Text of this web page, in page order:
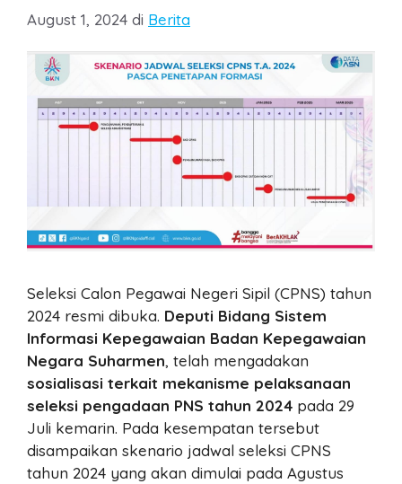
August 1, 2024 di Categories
Berita
Seleksi Calon Pegawai Negeri Sipil (CPNS) tahun
2024 resmi dibuka. Deputi Bidang Sistem
Informasi Kepegawaian Badan Kepegawaian
Negara Suharmen, telah mengadakan
sosialisasi terkait mekanisme pelaksanaan
seleksi pengadaan PNS tahun 2024 pada 29
Juli kemarin. Pada kesempatan tersebut
disampaikan skenario jadwal seleksi CPNS
tahun 2024 yang akan dimulai pada Agustus